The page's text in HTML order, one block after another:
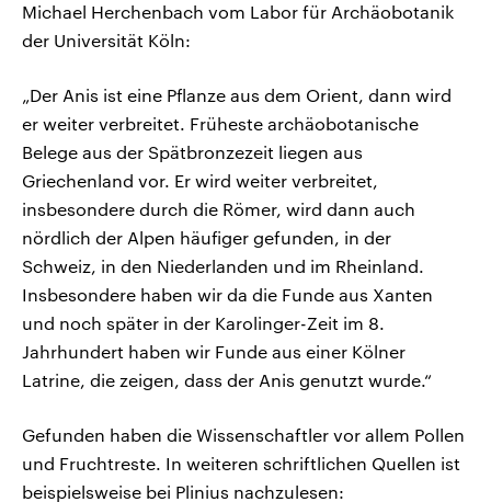
Michael Herchenbach vom Labor für Archäobotanik
der Universität Köln:
„Der Anis ist eine Pflanze aus dem Orient, dann wird
er weiter verbreitet. Früheste archäobotanische
Belege aus der Spätbronzezeit liegen aus
Griechenland vor. Er wird weiter verbreitet,
insbesondere durch die Römer, wird dann auch
nördlich der Alpen häufiger gefunden, in der
Schweiz, in den Niederlanden und im Rheinland.
Insbesondere haben wir da die Funde aus Xanten
und noch später in der Karolinger-Zeit im 8.
Jahrhundert haben wir Funde aus einer Kölner
Latrine, die zeigen, dass der Anis genutzt wurde.“
Gefunden haben die Wissenschaftler vor allem Pollen
und Fruchtreste. In weiteren schriftlichen Quellen ist
beispielsweise bei Plinius nachzulesen: